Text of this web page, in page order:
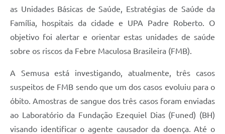
as Unidades Básicas de Saúde, Estratégias de Saúde da
Família, hospitais da cidade e UPA Padre Roberto. O
objetivo foi alertar e orientar estas unidades de saúde
sobre os riscos da Febre Maculosa Brasileira (FMB).
A Semusa está investigando, atualmente, três casos
suspeitos de FMB sendo que um dos casos evoluiu para o
óbito. Amostras de sangue dos três casos foram enviadas
ao Laboratório da Fundação Ezequiel Dias (Funed) (BH)
visando identificar o agente causador da doença. Até o